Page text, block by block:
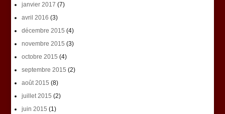
janvier 2017 (7)
avril 2016 (3)
décembre 2015 (4)
novembre 2015 (3)
octobre 2015 (4)
septembre 2015 (2)
août 2015 (8)
juillet 2015 (2)
juin 2015 (1)